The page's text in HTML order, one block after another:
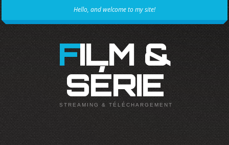
Hello, and welcome to my site!
FILM &
SÉRIE
STREAMING & TÉLÉCHARGEMENT